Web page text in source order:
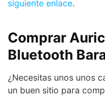
siguiente enlace.
Comprar
Bluetooth
¿Necesitas unos unos
un buen sitio para